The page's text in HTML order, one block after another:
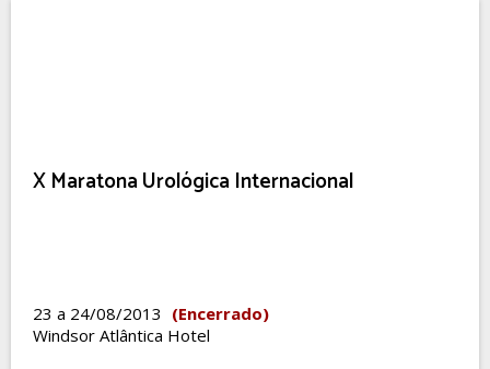
X Maratona Urológica Internacional
23 a 24/08/2013 (Encerrado)
Windsor Atlântica Hotel